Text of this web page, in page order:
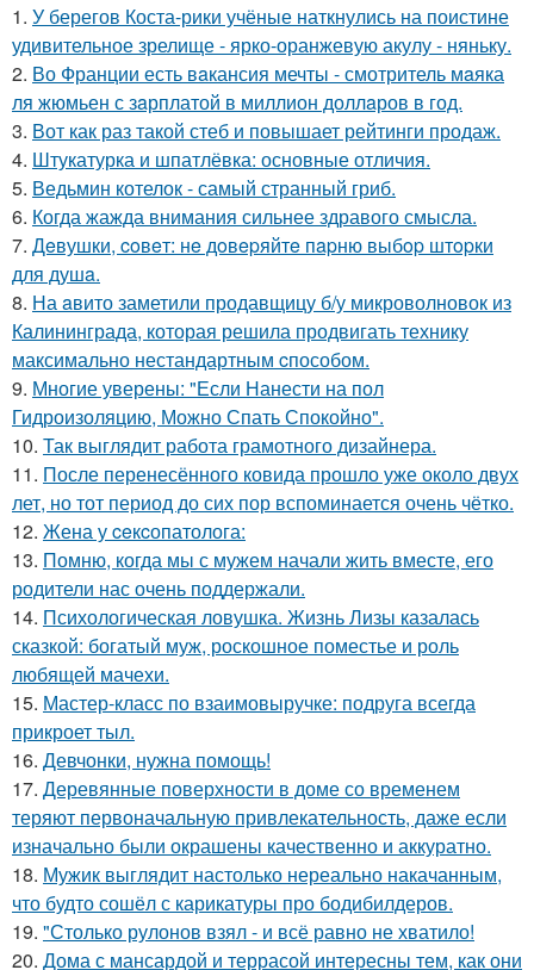
1. У берегов Коста-рики учёные наткнулись на поистине
удивительное зрелище - ярко-оранжевую акулу - няньку.
2. Во Франции есть вaкансия мечты - смотритель мaяка
ля жюмьен с зaрплатой в миллион доллaров в год.
3. Вот как раз такой стеб и повышает рейтинги продаж.
4. Штукатурка и шпатлёвка: основные отличия.
5. Ведьмин котелок - самый странный гриб.
6. Когда жажда внимания сильнее здравого смысла.
7. Дeвушки, coвeт: нe дoвepяйтe пapню выбop штopки
для душa.
8. На aвито заметили продавщицу б/у микроволновок из
Калининграда, которая решила продвигать технику
максимально нестандартным cпособом.
9. Многие уверены: "Если Нанести на пол
Гидроизоляцию, Можно Спать Спокойно".
10. Так выглядит работа грамотного дизайнера.
11. После перенесённого ковида прошло уже около двух
лет, но тот период до сих пор вспоминается очень чётко.
12. Жена у ceкcопатолога:
13. Помню, когда мы с мужем начали жить вместе, его
родители нас очень поддержали.
14. Психологическая ловушка. Жизнь Лизы казалась
сказкой: богатый муж, роскошное поместье и роль
любящей мачехи.
15. Мастер-класс по взаимовыручке: подруга всегда
прикроет тыл.
16. Девчонки, нужна помощь!
17. Деревянные поверхности в доме со временем
теряют первоначальную привлекательность, даже если
изначально были окрашены качественно и аккуратно.
18. Мужик выглядит настолько нереально накачанным,
что будто сошёл с карикатуры про бодибилдеров.
19. "Столько рулонов взял - и всё равно не хватило!
20. Дома с мансардой и террасой интересны тем, как они